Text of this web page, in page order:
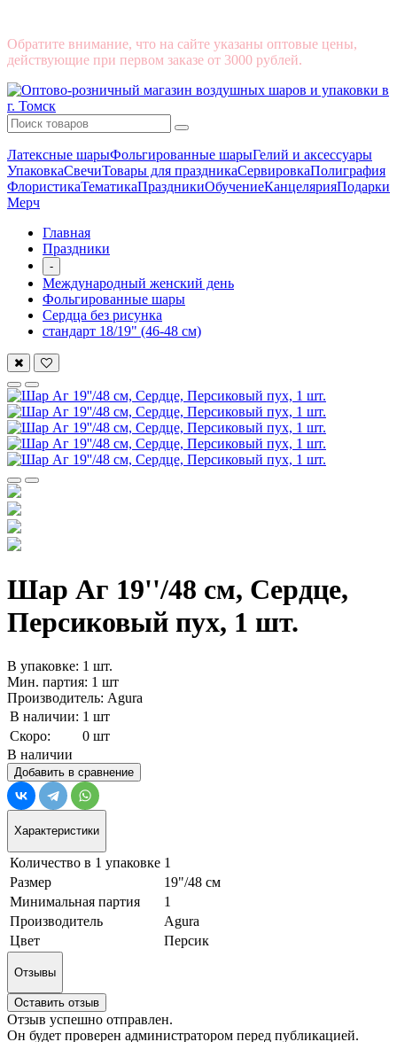
Обратите внимание, что на сайте указаны оптовые цены,
действующие при первом заказе от 3000 рублей.
Латексные шарыФольгированные шарыГелий и аксессуары
УпаковкаСвечиТовары для праздникаСервировкаПолиграфия
ФлористикаТематикаПраздникиОбучениеКанцелярияПодарки
Мерч
Главная
Праздники
-
Международный женский день
Фольгированные шары
Сердца без рисунка
стандарт 18/19" (46-48 см)
Шар Аг 19''/48 см, Сердце,
Персиковый пух, 1 шт.
В упаковке: 1 шт.
Мин. партия: 1 шт
Производитель: Agura
В наличии: 1 шт
Скоро:
0 шт
В наличии
Добавить в сравнение
Характеристики
Количество в 1 упаковке 1
Размер
19"/48 см
Минимальная партия
1
Производитель
Agura
Цвет
Персик
Отзывы
Оставить отзыв
Отзыв успешно отправлен.
Он будет проверен администратором перед публикацией.